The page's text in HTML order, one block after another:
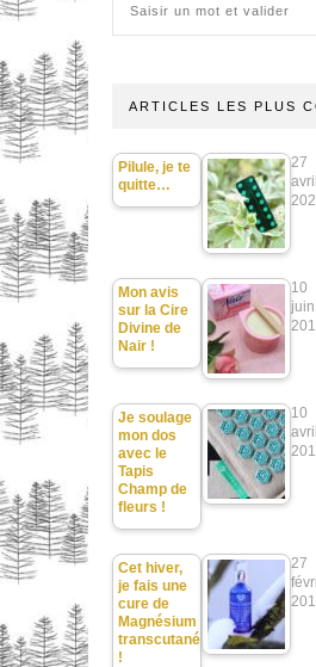
ARTICLES LES PLUS
Pilule, je te
quitte…
27
avril
Mon avis
sur la Cire
Divine de
Nair !
10
juin
Je soulage
mon dos
avec le
Tapis
Champ de
fleurs !
10
avril
Cet hiver,
je fais une
cure de
Magnésium
transcutané
!
27